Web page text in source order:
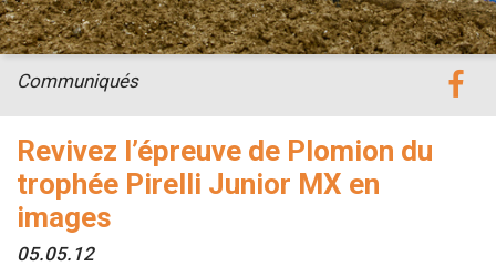
Revivez l’épreuve de Plomion du
trophée Pirelli Junior MX en
images
05.05.12
Communiqués